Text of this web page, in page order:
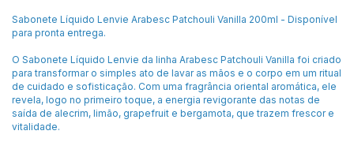
Sabonete Líquido Lenvie Arabesc Patchouli Vanilla 200ml - Disponível
para pronta entrega.
O Sabonete Líquido Lenvie da linha Arabesc Patchouli Vanilla foi criado
para transformar o simples ato de lavar as mãos e o corpo em um ritual
de cuidado e sofisticação. Com uma fragrância oriental aromática, ele
revela, logo no primeiro toque, a energia revigorante das notas de
saída de alecrim, limão, grapefruit e bergamota, que trazem frescor e
vitalidade.